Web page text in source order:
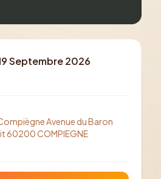
Septembre 2026
Avenue du Baron
60200 COMPIEGNE